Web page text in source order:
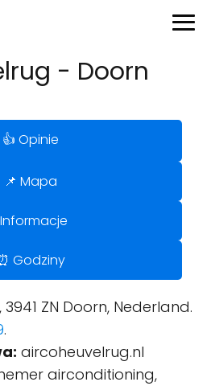
- Doorn
👍 Opinie
📌 Mapa
Informacje
Godziny
3941 ZN Doorn, Nederland.
.
aircoheuvelrug.nl
airconditioning,